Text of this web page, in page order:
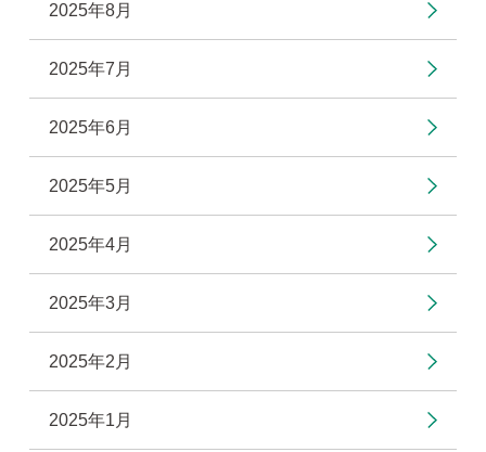
2025年8月
2025年7月
2025年6月
2025年5月
2025年4月
2025年3月
2025年2月
2025年1月